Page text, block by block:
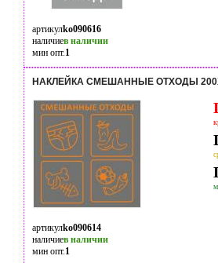
артикулko090616
наличиев наличии
мин опт.1
НАКЛЕЙКА СМЕШАННЫЕ ОТХОДЫ
артикулko090614
наличиев наличии
мин опт.1